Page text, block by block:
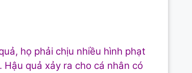
họ phải chịu nhiều hình phạt
quả xảy ra cho cá nhân có